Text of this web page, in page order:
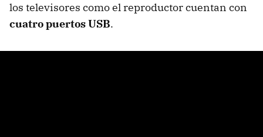
los televisores como el reproductor cuentan con
cuatro puertos USB.